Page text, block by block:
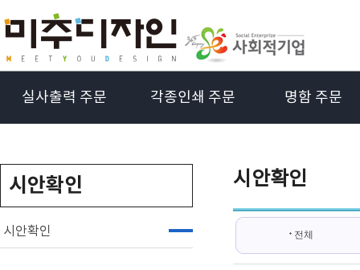
실사출력 주문 각종인쇄 주문 명함 주문
시안확인
시안확인
시안확인
전체